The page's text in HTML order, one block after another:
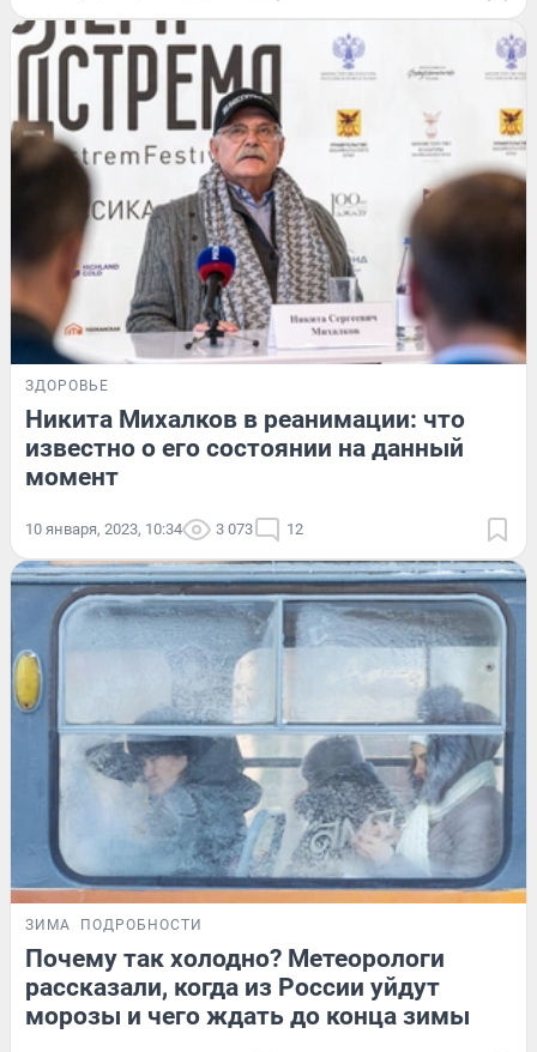
ЗДОРОВЬЕ
Никита Михалков в реанимации: что
известно о его состоянии на данный
момент
10 января, 2023, 10:34 3 073 12
ЗИМА ПОДРОБНОСТИ
Почему так холодно? Метеорологи
рассказали, когда из России уйдут
морозы и чего ждать до конца зимы